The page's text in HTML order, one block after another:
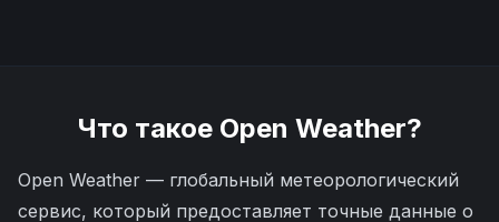
Что такое Open Weather?
Open Weather — глобальный метеорологический
сервис, который предоставляет точные данные о